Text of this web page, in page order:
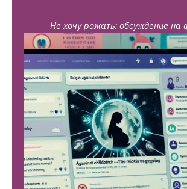
Не хочу рожать: обсуждение на